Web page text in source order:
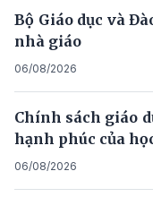
Bộ Giáo dục và
nhà giáo
06/08/2026
Chính sách giáo
hạnh phúc của
06/08/2026